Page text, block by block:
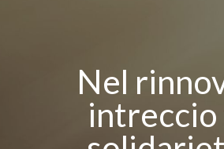
Nel
intreccio